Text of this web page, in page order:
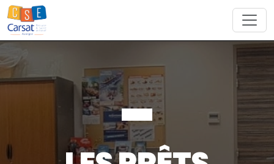
Skip
to
content